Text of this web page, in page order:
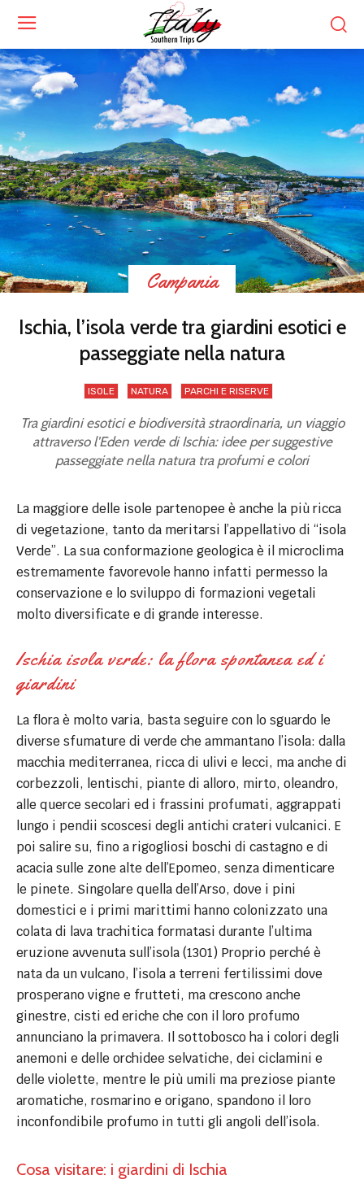
Campania
Ischia, l’isola verde tra giardini esotici e
passeggiate nella natura
ISOLE NATURA PARCHI E RISERVE
Tra giardini esotici e biodiversità straordinaria, un viaggio
attraverso l'Eden verde di Ischia: idee per suggestive
passeggiate nella natura tra profumi e colori
La maggiore delle isole partenopee è anche la più ricca
di vegetazione, tanto da meritarsi l’appellativo di “isola
Verde”. La sua conformazione geologica è il microclima
estremamente favorevole hanno infatti permesso la
conservazione e lo sviluppo di formazioni vegetali
molto diversificate e di grande interesse.
Ischia isola verde: la flora spontanea ed i
giardini
La flora è molto varia, basta seguire con lo sguardo le
diverse sfumature di verde che ammantano l’isola: dalla
macchia mediterranea, ricca di ulivi e lecci, ma anche di
corbezzoli, lentischi, piante di alloro, mirto, oleandro,
alle querce secolari ed i frassini profumati, aggrappati
lungo i pendii scoscesi degli antichi crateri vulcanici. E
poi salire su, fino a rigogliosi boschi di castagno e di
acacia sulle zone alte dell’Epomeo, senza dimenticare
le pinete. Singolare quella dell’Arso, dove i pini
domestici e i primi marittimi hanno colonizzato una
colata di lava trachitica formatasi durante l’ultima
eruzione avvenuta sull’isola (1301) Proprio perché è
nata da un vulcano, l’isola a terreni fertilissimi dove
prosperano vigne e frutteti, ma crescono anche
ginestre, cisti ed eriche che con il loro profumo
annunciano la primavera. Il sottobosco ha i colori degli
anemoni e delle orchidee selvatiche, dei ciclamini e
delle violette, mentre le più umili ma preziose piante
aromatiche, rosmarino e origano, spandono il loro
inconfondibile profumo in tutti gli angoli dell’isola.
Cosa visitare: i giardini di Ischia